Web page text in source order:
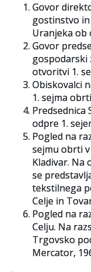
Govor
gostinstvo
Uranjeka ob
Govor
gospodarski
otvoritvi 1.
Obiskovalci
1. sejma
Predsednica
odpre 1.
Pogled na
sejmu obrti
Kladivar. Na
se
tekstilnega
Celje in
Pogled na
Celju. Na
Trgovsko
Mercator,